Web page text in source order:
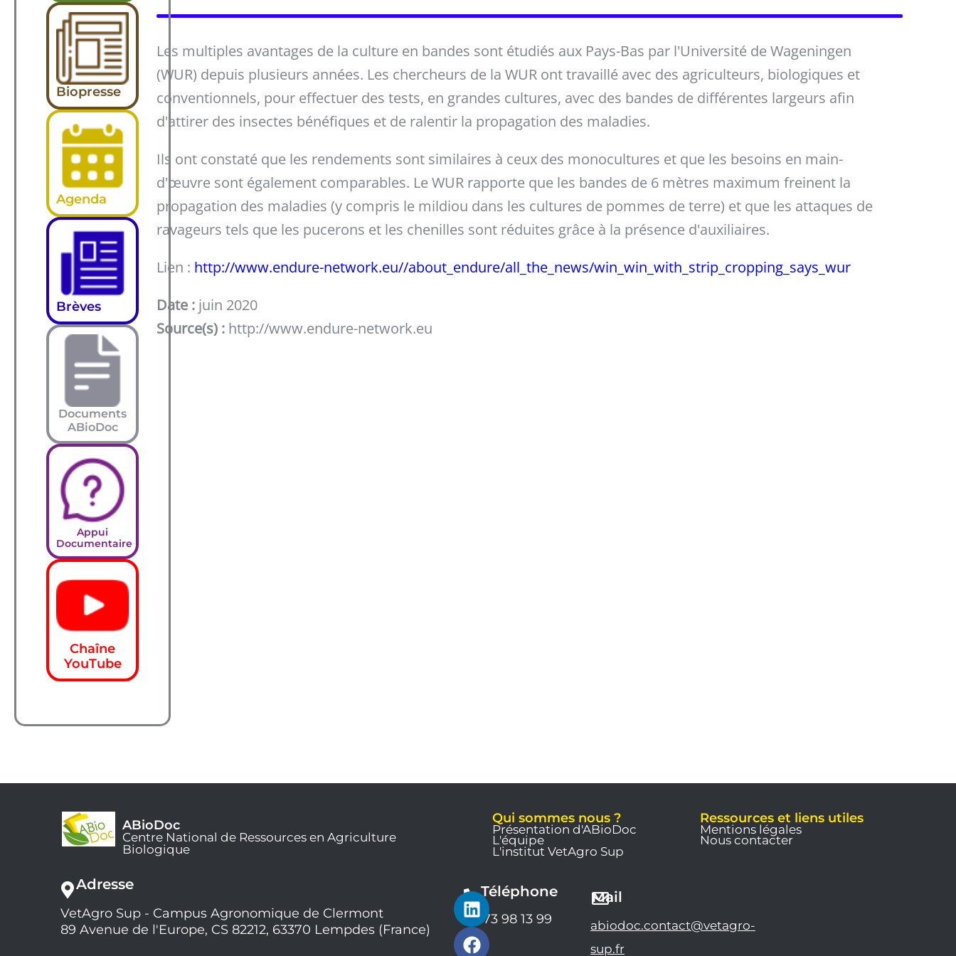
Biopresse
Agenda
Brèves
Documents
ABioDoc
Appui
Documentaire
Chaîne
YouTube
Les multiples avantages de la culture en bandes sont étudiés aux Pays-Bas par l'Université de Wageningen
(WUR) depuis plusieurs années. Les chercheurs de la WUR ont travaillé avec des agriculteurs, biologiques et
conventionnels, pour effectuer des tests, en grandes cultures, avec des bandes de différentes largeurs afin
d'attirer des insectes bénéfiques et de ralentir la propagation des maladies.
Ils ont constaté que les rendements sont similaires à ceux des monocultures et que les besoins en main-
d'œuvre sont également comparables. Le WUR rapporte que les bandes de 6 mètres maximum freinent la
propagation des maladies (y compris le mildiou dans les cultures de pommes de terre) et que les attaques de
ravageurs tels que les pucerons et les chenilles sont réduites grâce à la présence d'auxiliaires.
Lien : http://www.endure-network.eu//about_endure/all_the_news/win_win_with_strip_cropping_says_wur
Date : juin 2020
Source(s) : http://www.endure-network.eu
ABioDoc
Centre National de Ressources en Agriculture
Biologique
Adresse
VetAgro Sup - Campus Agronomique de Clermont
89 Avenue de l'Europe, CS 82212, 63370 Lempdes (France)
Téléphone
04 73 98 13 99
Mail
abiodoc.contact@vetagro-
sup.fr
L
i
n
F
a
c
Y
o
u
Qui sommes nous ?
Présentation d'ABioDoc
L'équipe
L'institut VetAgro Sup
Ressources et liens utiles
Mentions légales
Nous contacter